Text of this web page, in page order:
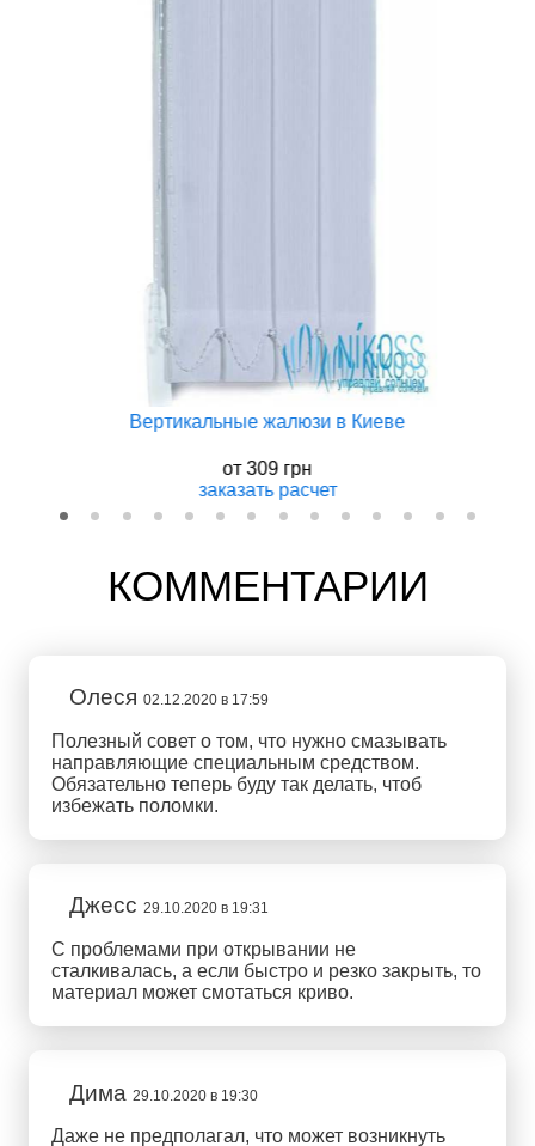
Вертикальные жалюзи в Киеве
от309 грн
заказать расчет
КОММЕНТАРИИ
Олеся 02.12.2020 в 17:59
Полезный совет о том, что нужно смазывать
направляющие специальным средством.
Обязательно теперь буду так делать, чтоб
избежать поломки.
Джесс 29.10.2020 в 19:31
С проблемами при открывании не
сталкивалась, а если быстро и резко закрыть, то
материал может смотаться криво.
Дима 29.10.2020 в 19:30
Даже не предполагал, что может возникнуть